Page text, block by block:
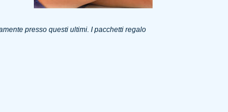
presso questi ultimi. I pacchetti regalo